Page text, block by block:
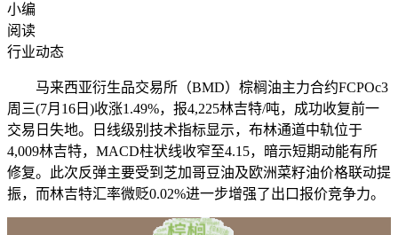
小编
阅读
行业动态
马来西亚衍生品交易所（BMD）棕榈油主力合约FCPOc3
周三(7月16日)收涨1.49%，报4,225林吉特/吨，成功收复前一
交易日失地。日线级别技术指标显示，布林通道中轨位于
4,009林吉特，MACD柱状线收窄至4.15，暗示短期动能有所
修复。此次反弹主要受到芝加哥豆油及欧洲菜籽油价格联动提
振，而林吉特汇率微贬0.02%进一步增强了出口报价竞争力。